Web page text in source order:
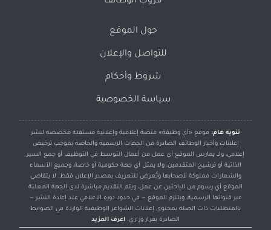
حول الموقع
للتواصل والإعلان
شروط وأحكام
سياسة الخصوصية
تنويه هام: موقع «أي وظيفة» منصة إعلامية وإعلانية مستقلة مخصصة لنشر
إعلانات وأخبار الوظائف الصادرة من الجهات الرسمية والخاصة بموجب ترخيص
إعلامي، ولا يمارس الموقع أي عمل من أعمال التوسط في التوظيف أو جمع السير
الذاتية أو ترشيح المتقدمين، ولا يمثل أي جهة حكومية أو خاصة، وجميع الأسماء
والشعارات مملوكة لأصحابها وتُعرض للتعريف بمصدر الإعلان فقط. لا يتقاضى
الموقع أي رسوم من الباحثين عن عمل، ويتم التقديم مباشرة لدى الجهة المعلنة
عبر قنواتها الرسمية، ويلتزم الموقع — في حدود دوره الإعلامي عند إعادة النشر —
بالمتطلبات ذات الصلة بمحتوى إعلانات الشواغر الوظيفية الواردة في الضوابط
الصادرة بقرار وزاري. اعرف المزيد